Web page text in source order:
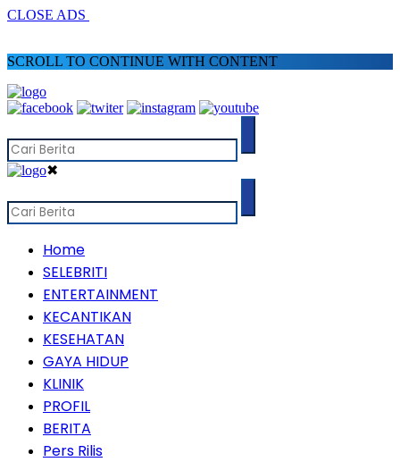
CLOSE ADS
SCROLL TO CONTINUE WITH CONTENT
✖
Home
SELEBRITI
ENTERTAINMENT
KECANTIKAN
KESEHATAN
GAYA HIDUP
KLINIK
PROFIL
BERITA
Pers Rilis